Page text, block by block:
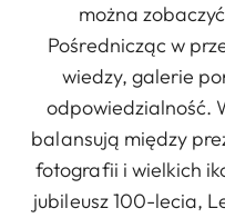
można
Pośrednicząc w
wiedzy, galerie
odpowiedzialność.
balansują między
fotografii i wielkich
jubileusz 100-lecia,